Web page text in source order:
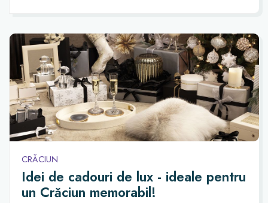
CRĂCIUN
Idei de cadouri de lux - ideale pentru
un Crăciun memorabil!